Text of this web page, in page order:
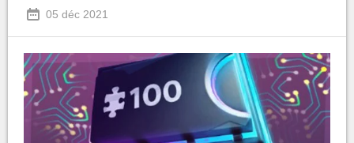
05 déc 2021